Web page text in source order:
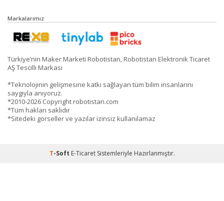
Markalarımız
Türkiye’nin Maker Marketi Robotistan, Robotistan Elektronik Ticaret
AŞ Tescilli Markası
*Teknolojinin gelişmesine katkı sağlayan tüm bilim insanlarını
saygıyla anıyoruz.
*2010-2026 Copyright robotistan.com
*Tüm hakları saklıdır
*Sitedeki görseller ve yazılar izinsiz kullanılamaz
T-Soft E-TicaretSistemleriyle Hazırlanmıştır.